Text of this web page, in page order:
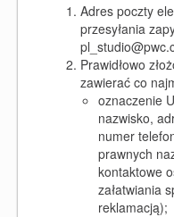
Adres poczty
przesyłania
Prawidłowo
zawierać co
oznaczenie
nazwisko,
numer
prawnych
kontaktowe
załatwiania
reklamacją);